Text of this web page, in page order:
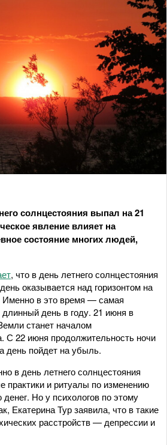
солнцестояния выпал на 21
явление влияет на
состояние многих людей,
, что в день летнего солнцестояния
оказывается над горизонтом на
Именно в это время — самая
день в году. 21 июня в
станет началом
С 22 июня продолжительность ночи
день пойдет на убыль.
в день летнего солнцестояния
практики и ритуалы по изменению
Но у психологов по этому
Екатерина Тур заявила, что в такие
расстройств — депрессии и